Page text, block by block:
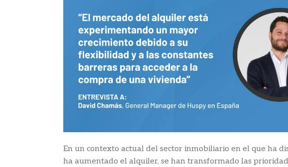
En un contexto actual del sector inmobiliario en el que ha
ha aumentado el alquiler, se han transformado las